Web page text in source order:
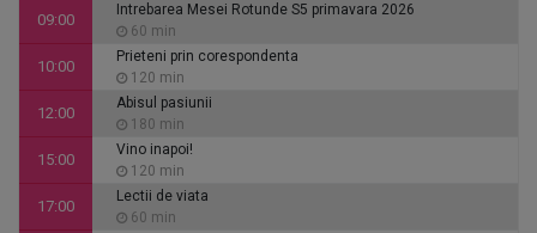
09:00
Intrebarea Mesei Rotunde S5 primavara 2026
60 min
10:00
Prieteni prin corespondenta
120 min
12:00
Abisul pasiunii
180 min
15:00
Vino inapoi!
120 min
17:00
Lectii de viata
60 min